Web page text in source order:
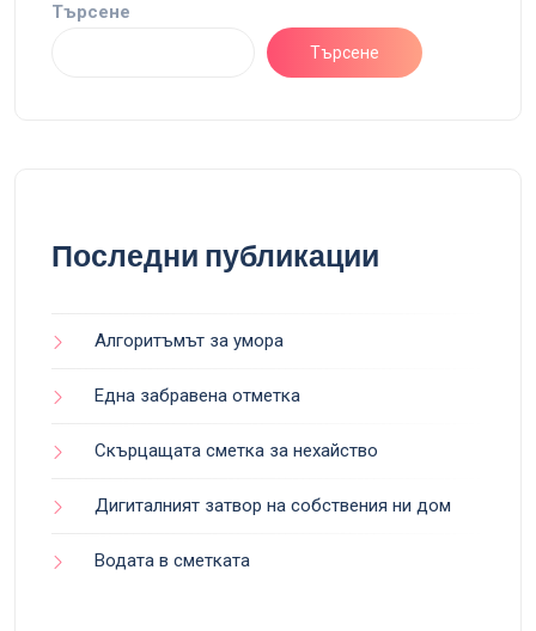
Търсене
Търсене
Последни публикации
Алгоритъмът за умора
Една забравена отметка
Скърцащата сметка за нехайство
Дигиталният затвор на собствения ни дом
Водата в сметката